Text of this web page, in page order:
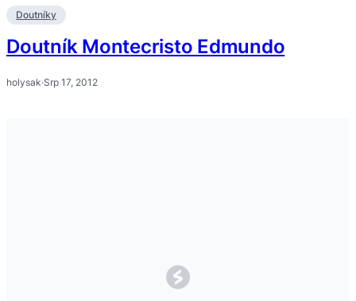
Doutníky
Doutník Montecristo Edmundo
holysak·Srp 17, 2012